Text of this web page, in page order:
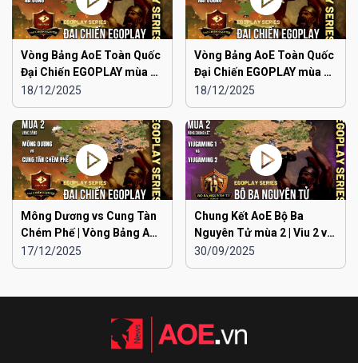
Vòng Bảng AoE Toàn Quốc
Đại Chiến EGOPLAY mùa 2 |
Liên Quân Hà Nội vs Hà
Đông
18/12/2025
Vòng Bảng AoE Toàn Quốc
Đại Chiến EGOPLAY mùa 2 |
Liên Quân Hà Nội vs Hải
Dương
18/12/2025
Mông Dương vs Cung Tàn
Chém Phế | Vòng Bảng AoE
Toàn Quốc Đại Chiến
EGOPLAY mùa 2
17/12/2025
Chung Kết AoE Bộ Ba
Nguyên Tử mùa 2 | Viu 2 vs
Viu 1
30/09/2025